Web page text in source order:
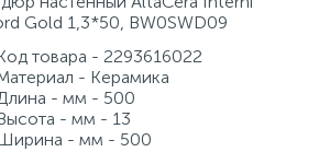
Gold 1,3*50, BW0SWD09
товара - 2293616022
- Керамика
- мм - 500
- мм - 13
- мм - 500